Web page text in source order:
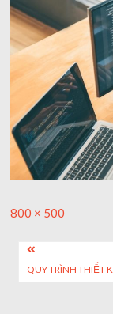
AI trong doanh
Ứng dụng AI trong
Ứng dụng AI cho
24/7
AI agent cho
Full
800 × 500
Post
QUY TRÌNH THIẾT